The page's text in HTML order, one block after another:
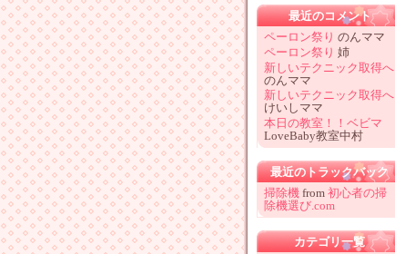
最近のコメント
ペーロン祭り のんママ
ペーロン祭り 姉
新しいテクニック取得へ
のんママ
新しいテクニック取得へ
けいしママ
本日の教室！！ベビマ
LoveBaby教室中村
最近のトラックバック
掃除機 from 初心者の掃
除機選び.com
カテゴリ一覧